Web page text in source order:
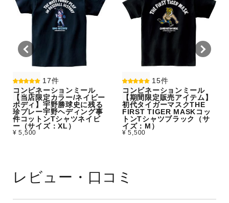
17件
コンビネーションミール
【当店限定カラー/ネイビー
ボディ】宇野勝球史に残る
珍プレー宇野ヘディング事
件コットンTシャツネイビ
ー（サイズ：XL）
¥ 5,500
15件
コンビネーションミール
【期間限定販売アイテム】
初代タイガーマスクTHE
FIRST TIGER MASKコッ
トンTシャツブラック（サ
イズ：M）
¥ 5,500
レビュー・口コミ